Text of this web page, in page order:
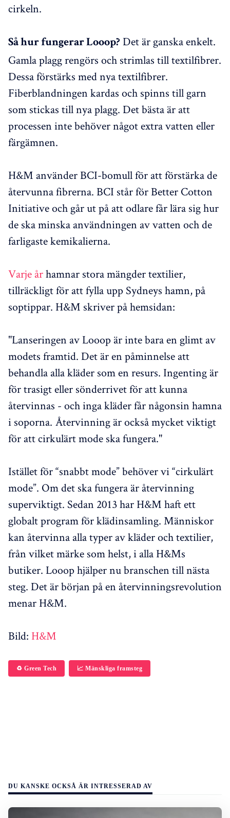
cirkeln.
Så hur fungerar Looop? Det är ganska enkelt.
Gamla plagg rengörs och strimlas till textilfibrer.
Dessa förstärks med nya textilfibrer.
Fiberblandningen kardas och spinns till garn
som stickas till nya plagg. Det bästa är att
processen inte behöver något extra vatten eller
färgämnen.
H&M använder BCI-bomull för att förstärka de
återvunna fibrerna. BCI står för Better Cotton
Initiative och går ut på att odlare får lära sig hur
de ska minska användningen av vatten och de
farligaste kemikalierna.
Varje århamnar stora mängder textilier,
tillräckligt för att fylla upp Sydneys hamn, på
soptippar. H&M skriver på hemsidan:
"Lanseringen av Looop är inte bara en glimt av
modets framtid. Det är en påminnelse att
behandla alla kläder som en resurs. Ingenting är
för trasigt eller sönderrivet för att kunna
återvinnas - och inga kläder får någonsin hamna
i soporna. Återvinning är också mycket viktigt
för att cirkulärt mode ska fungera."
Istället för “snabbt mode” behöver vi “cirkulärt
mode”. Om det ska fungera är återvinning
superviktigt. Sedan 2013 har H&M haft ett
globalt program för klädinsamling. Människor
kan återvinna alla typer av kläder och textilier,
från vilket märke som helst, i alla H&Ms
butiker. Looop hjälper nu branschen till nästa
steg. Det är början på en återvinningsrevolution
menar H&M.
Bild: H&M
♻️ Green Tech 📈 Mänskliga framsteg
DU KANSKE OCKSÅ ÄR INTRESSERAD AV